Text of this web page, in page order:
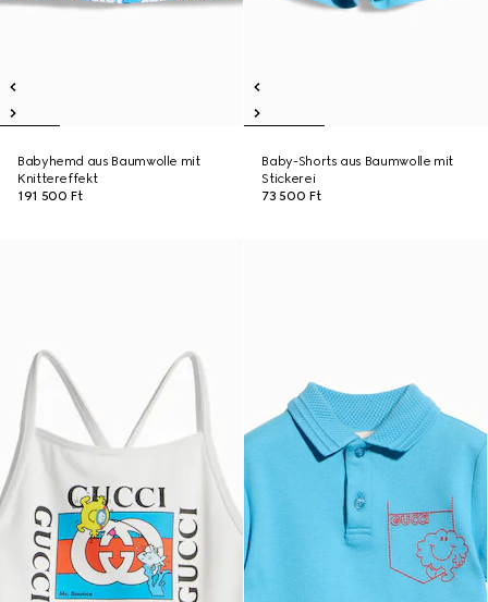
Babyhemd aus Baumwolle mit
Knittereffekt
191 500 Ft
Baby-Shorts aus Baumwolle mit
Stickerei
73 500 Ft